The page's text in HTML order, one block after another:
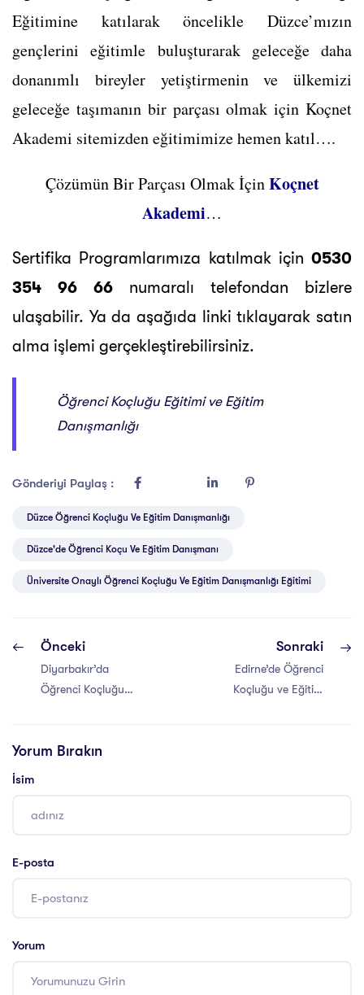
Eğitimine katılarak öncelikle Düzce’mızın
gençlerini eğitimle buluşturarak geleceğe daha
donanımlı bireyler yetiştirmenin ve ülkemizi
geleceğe taşımanın bir parçası olmak için Koçnet
Akademi sitemizden eğitimimize hemen katıl….
Çözümün Bir Parçası Olmak İçinKoçnet
Akademi…
Sertifika Programlarımıza katılmak için 0530
354 96 66 numaralı telefondan bizlere
ulaşabilir. Ya da aşağıda linki tıklayarak satın
alma işlemi gerçekleştirebilirsiniz.
Öğrenci Koçluğu Eğitimi ve Eğitim
Danışmanlığı
Gönderiyi Paylaş :
Düzce Öğrenci Koçluğu Ve Eğitim Danışmanlığı
Düzce'de Öğrenci Koçu Ve Eğitim Danışmanı
Üniversite Onaylı Öğrenci Koçluğu Ve Eğitim Danışmanlığı Eğitimi
Önceki
Diyarbakır’da
Öğrenci Koçluğu
Sonraki
Edirne’de Öğrenci
Koçluğu ve Eğitim
Yorum Bırakın
İsim
E-posta
Yorum